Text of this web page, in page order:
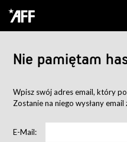
Nie pamiętam
Wpisz swój adres email, który
Zostanie na niego wysłany
E-Mail: